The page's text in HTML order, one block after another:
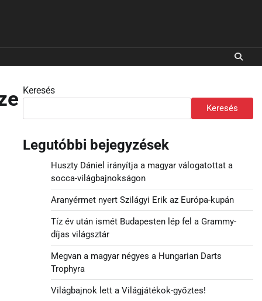
Keresés
Keresés
Legutóbbi bejegyzések
Huszty Dániel irányítja a magyar válogatottat a
socca-világbajnokságon
Aranyérmet nyert Szilágyi Erik az Európa-kupán
Tíz év után ismét Budapesten lép fel a Grammy-
díjas világsztár
Megvan a magyar négyes a Hungarian Darts
Trophyra
Világbajnok lett a Világjátékok-győztes!